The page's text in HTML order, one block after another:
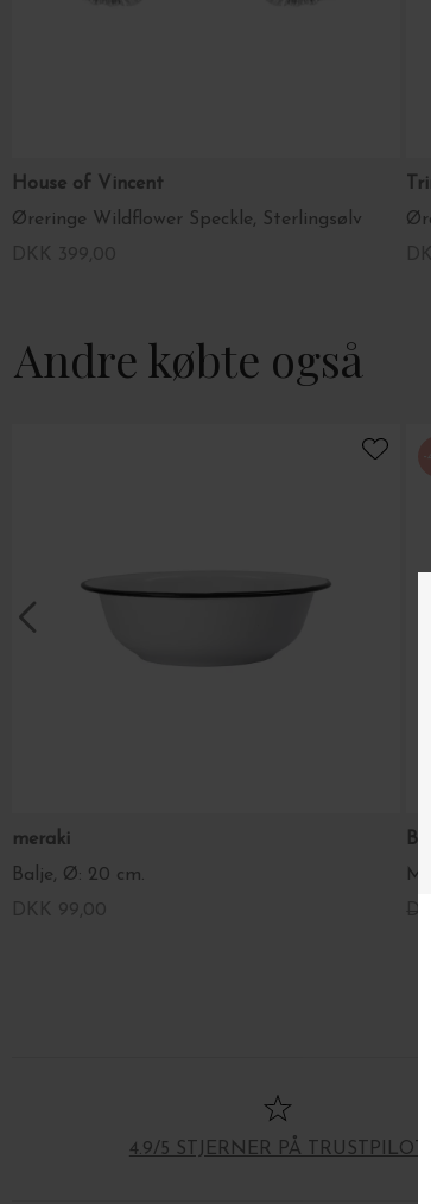
House of Vincent
Øreringe Wildflower Speckle, Sterlingsølv
Andre købte også
meraki
Balje, Ø: 20 cm.
4.9/5 STJERNER PÅ TRUSTPILOT